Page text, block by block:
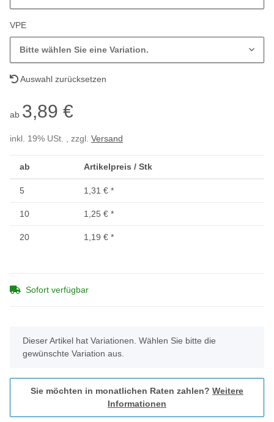
VPE
Bitte wählen Sie eine Variation.
Auswahl zurücksetzen
ab 3,89 €
inkl. 19% USt. , zzgl. Versand
ab Artikelpreis / Stk
5 1,31 € *
10 1,25 € *
20 1,19 € *
Sofort verfügbar
x
Dieser Artikel hat Variationen. Wählen Sie bitte die
gewünschte Variation aus.
Sie möchten in monatlichen Raten zahlen? Weitere
Informationen